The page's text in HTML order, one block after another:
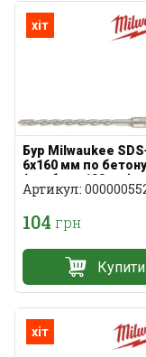
хіт
Бур Milwaukee
6x160 мм по бетону
(глибина 100 мм)
Артикул:
104 грн
Купити
хіт